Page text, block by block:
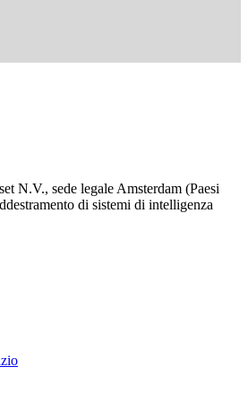
N.V., sede legale Amsterdam (Paesi
di sistemi di intelligenza